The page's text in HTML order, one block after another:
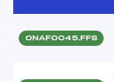
ONAF0045.FFS